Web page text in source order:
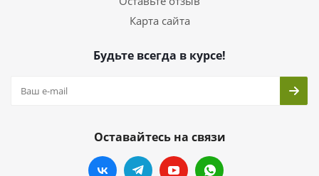
Карта сайта
Будьте всегда в курсе!
Оставайтесь на связи